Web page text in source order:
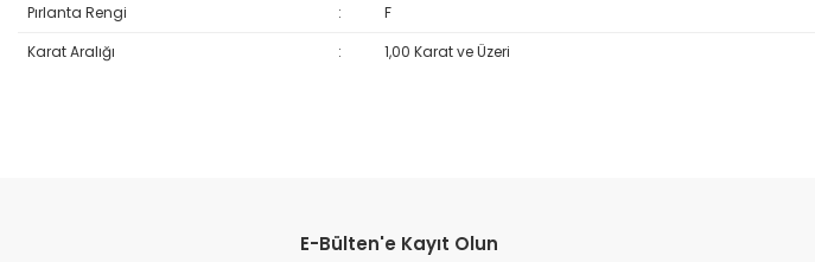
Pırlanta Rengi
:
F
Karat Aralığı
: 1,00 Karat ve Üzeri
Ürün resmi kalitesiz, bozuk veya görüntülenemiyor.
E-Bülten'e Kayıt Olun